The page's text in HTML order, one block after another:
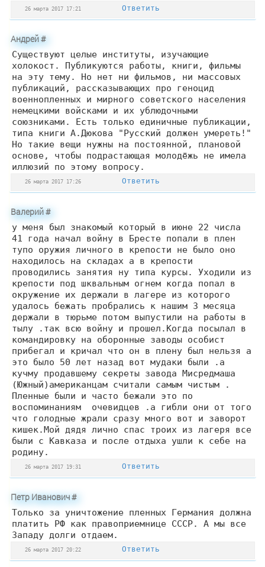
26 марта 2017 17:21 Ответить
Андрей#
Существуют целые институты, изучающие
холокост. Публикуются работы, книги, фильмы
на эту тему. Но нет ни фильмов, ни массовых
публикаций, рассказывающих про геноцид
военнопленных и мирного советского населения
немецкими войсками и их ублюдочными
союзниками. Есть только единичные публикации,
типа книги А.Дюкова "Русский должен умереть!"
Но такие вещи нужны на постоянной, плановой
основе, чтобы подрастающая молодёжь не имела
иллюзий по этому вопросу.
26 марта 2017 17:26 Ответить
Валерий#
у меня был знакомый который в июне 22 числа
41 года начал войну в Бресте попали в плен
тупо оружия личного в крепости не было оно
находилось на складах а в крепости
проводились занятия ну типа курсы. Уходили из
крепости под шквальным огнем когда попал в
окружение их держали в лагере из которого
удалось бежать пробрались к нашим 3 месяца
держали в тюрьме потом выпустили на работы в
тылу .так всю войну и прошел.Когда посылал в
командировку на оборонные заводы особист
прибегал и кричал что он в плену был нельзя а
это было 50 лет назад вот мудаки были .а
кучму продавшему секреты завода Мисредмаша
(Южный)американцам считали самым чистым .
Пленные были и часто бежали это по
воспоминаниям очевидцев .а гибли они от того
что голодные жрали сразу много вот и заворот
кишек.Мой дядя лично спас троих из лагеря все
были с Кавказа и после отдыха ушли к себе на
родину.
26 марта 2017 19:31 Ответить
Петр Иванович#
Только за уничтожение пленных Германия должна
платить РФ как правоприемнице СССР. А мы все
Западу долги отдаем.
26 марта 2017 20:22 Ответить